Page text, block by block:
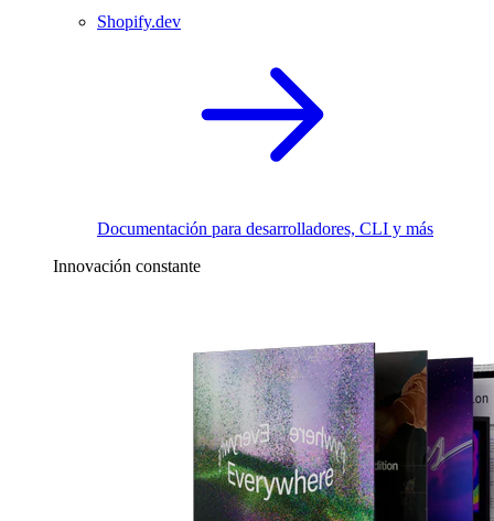
Shopify.dev
Documentación para desarrolladores, CLI y más
Innovación constante